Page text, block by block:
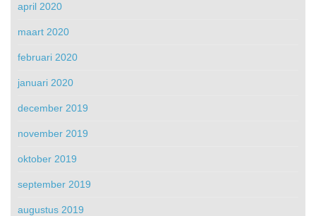
april 2020
maart 2020
februari 2020
januari 2020
december 2019
november 2019
oktober 2019
september 2019
augustus 2019